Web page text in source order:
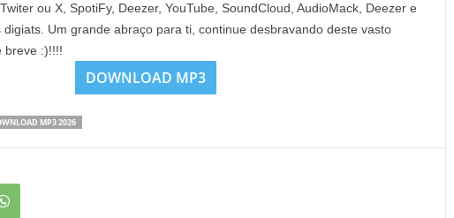
ou X, SpotiFy, Deezer, YouTube, SoundCloud, AudioMack, Deezer e
Um grande abraço para ti, continue desbravando deste vasto
breve :)!!!!
DOWNLOAD MP3
MP3 2026